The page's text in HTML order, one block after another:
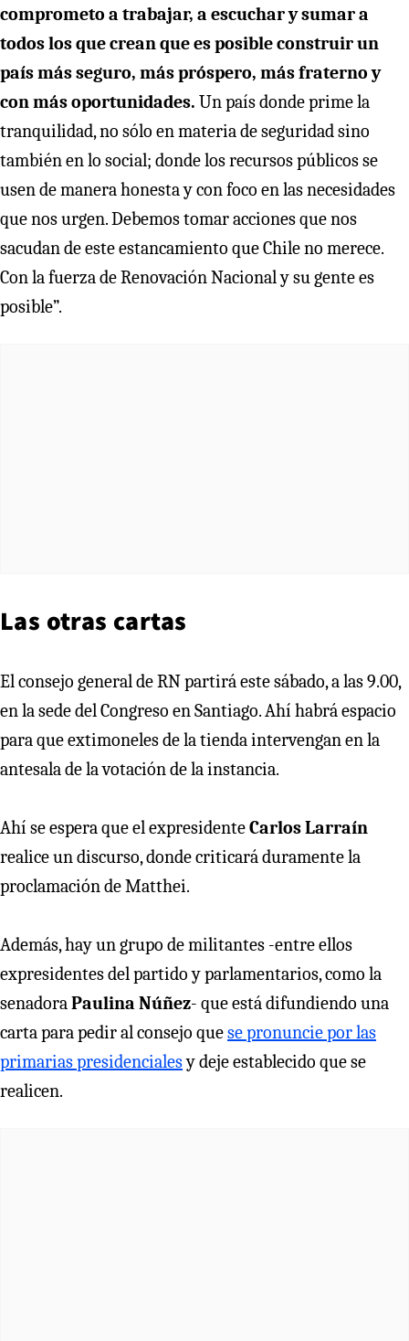
comprometo a trabajar, a escuchar y sumar a
todos los que crean que es posible construir un
país más seguro, más próspero, más fraterno y
con más oportunidades. Un país donde prime la
tranquilidad, no sólo en materia de seguridad sino
también en lo social; donde los recursos públicos se
usen de manera honesta y con foco en las necesidades
que nos urgen. Debemos tomar acciones que nos
sacudan de este estancamiento que Chile no merece.
Con la fuerza de Renovación Nacional y su gente es
posible”.
Las otras cartas
El consejo general de RN partirá este sábado, a las 9.00,
en la sede del Congreso en Santiago. Ahí habrá espacio
para que extimoneles de la tienda intervengan en la
antesala de la votación de la instancia.
Ahí se espera que el expresidenteCarlos Larraín
realice un discurso, donde criticará duramente la
proclamación de Matthei.
Además, hay un grupo de militantes -entre ellos
expresidentes del partido y parlamentarios, como la
senadoraPaulina Núñez- que está difundiendo una
carta para pedir al consejo quese pronuncie por las
primarias presidencialesy deje establecido que se
realicen.